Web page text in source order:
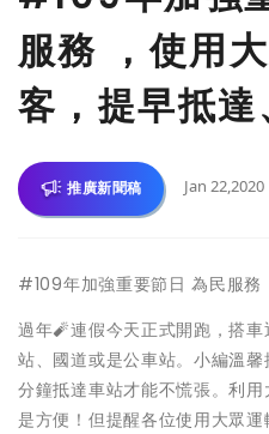
服務 ，使用
客，提早抵達
推廣新聞稿 Jan 22,2020
#109年加強重要節日 為民服務
過年🧨連假今天正式開跑，搭
站、國道或是公車站。小編溫
分鐘抵達車站才能不慌張。利
是方便！但提醒各位使用大眾